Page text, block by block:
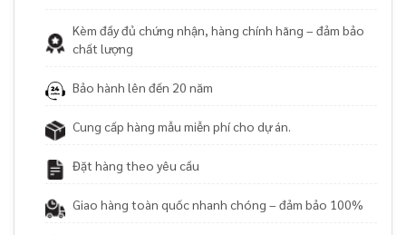
Kèm đầy đủ chứng nhận, hàng chính hãng – đảm bảo
chất lượng
Bảo hành lên đến 20 năm
Cung cấp hàng mẫu miễn phí cho dự án.
Đặt hàng theo yêu cầu
Giao hàng toàn quốc nhanh chóng – đảm bảo 100%